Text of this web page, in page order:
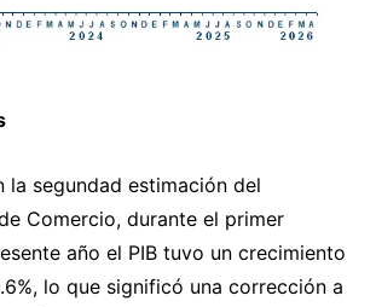
la segundad estimación del
Comercio, durante el primer
año el PIB tuvo un crecimiento
lo que significó una corrección a